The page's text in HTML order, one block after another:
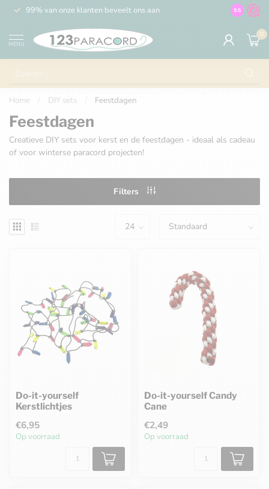
99% van onze klanten beveelt ons aan 100% de
9.5
MENU
0
Home DIY sets Feestdagen
Feestdagen
Creatieve DIY sets voor kerst en de feestdagen - ideaal als cadeau
of voor winterse paracord projecten!
Filters
Do-it-yourself
Kerstlichtjes
€6,95
Op voorraad
Do-it-yourself Candy
Cane
€2,49
Op voorraad